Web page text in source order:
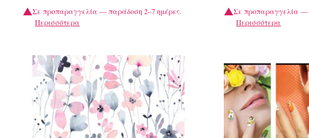
Σε προπαραγγελία — παράδοση 2–7 ημέρες.
Περισσότερα
Σε προπαραγγελία —
Περισσότερα